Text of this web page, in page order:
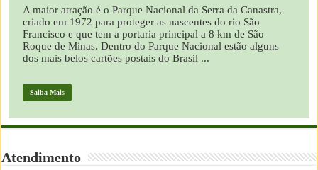
A maior atração é o Parque Nacional da Serra da Canastra,
criado em 1972 para proteger as nascentes do rio São
Francisco e que tem a portaria principal a 8 km de São
Roque de Minas. Dentro do Parque Nacional estão alguns
dos mais belos cartões postais do Brasil ...
Saiba Mais
Atendimento